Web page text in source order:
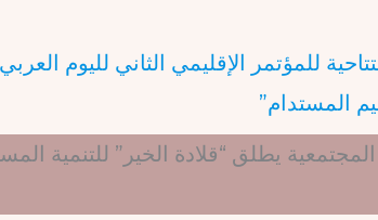
للمؤتمر الإقليمي الثاني لليوم
المستدام”
يطلق “قلادة الخير” للتنمية